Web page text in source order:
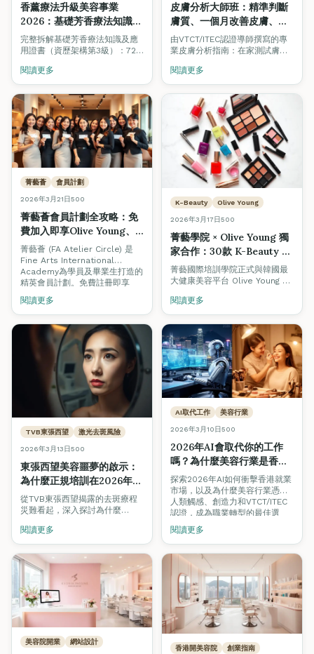
香薰療法升級美容事業
2026：基礎芳香療法知識及
應用證書（QF Level 3）完
整指南 — 美容學生必讀
完整拆解基礎芳香療法知識及應
用證書（資歷架構第3級）：72
部香薰按摩、CEF資助高達
$11,380。美容師加修芳香療法，
打造高端 Spa 級護理服務。
閱讀更多
皮膚分析大師班：精準判斷
膚質、一個月改善皮膚、選
對產品與療程
（VTCT/ITEC美容師模組
指南）
由VTCT/ITEC認證導師撰寫的專
業皮膚分析指南：在家測試膚質
個月護膚計劃、飲食建議、男士
護膚步驟，以及何時需要專業皮
膚分析或醫美支援。
閱讀更多
菁藝薈 會員計劃
2026年3月21日500
菁藝薈會員計劃全攻略：免
費加入即享Olive Young、
周生生獨家優惠｜香港美容
學院2026
菁藝薈 (FA Atelier Circle) 是
Fine Arts International
Academy為學員及畢業生打造的
精英會員計劃。免費註冊即享
Olive Young韓國美妝折扣、周生
生珠寶回贈、Pilates課程優惠等
專屬福利。了解三重會員禮遇及
如何加入。
閱讀更多
K-Beauty Olive Young
2026年3月17日500
菁藝學院 × Olive Young 獨
家合作：30款 K-Beauty 精
選產品助你課堂內外提升美
容技術
菁藝國際培訓學院正式與韓國最
大健康美容平台 Olive Young 合
產品，涵蓋美睫、美甲及美妝三
大課程。使用推廣碼
2024FA1020 即享 5% 折扣，助
你在課堂內外持續練習與提升技
術。
閱讀更多
TVB東張西望 激光去斑風險
2026年3月13日500
東張西望美容噩夢的啟示：
為什麼正規培訓在2026年香
港美容業不可妥協
從TVB東張西望揭露的去斑療程
災難看起，深入探討為什麼
事故、保護消費者安全的唯一途
徑。
閱讀更多
AI取代工作 美容行業
2026年3月10日500
2026年AI會取代你的工作
嗎？為什麼美容行業是香港
藍領職業的安全港
探索2026年AI如何衝擊香港就業
市場，以及為什麼美容行業憑藉
人類觸感、創造力和VTCT/ITEC
認證，成為職業轉型的最佳選
擇。
閱讀更多
美容院開業 網站設計
香港開美容院 創業指南